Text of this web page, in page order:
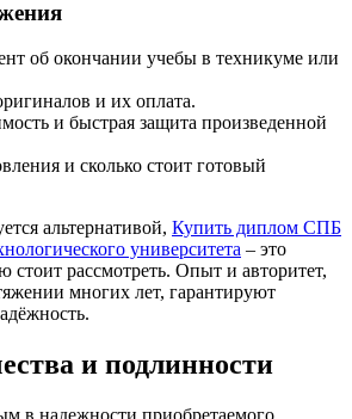
об окончании учебы в техникуме или
и их оплата.
и быстрая защита произведенной
и сколько стоит готовый
альтернативой, Купить диплом СПБ
университета – это
стоит рассмотреть. Опыт и авторитет,
многих лет, гарантируют
и подлинности
в надежности приобретаемого